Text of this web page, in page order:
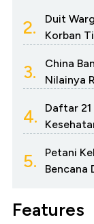
2.
Duit
Korban
3.
China
Nilainya
4.
Daftar
5.
Petani
Bencana
Features